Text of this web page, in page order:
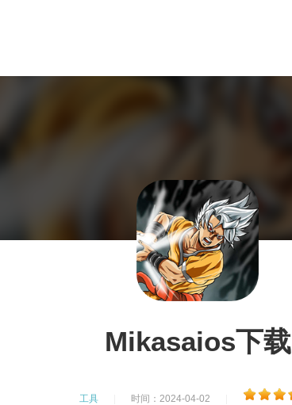
Mikasaios下载
工具 时间：2024-04-02